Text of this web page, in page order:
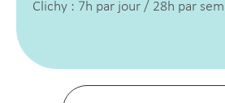
Clichy : 7h par jour / 28h par